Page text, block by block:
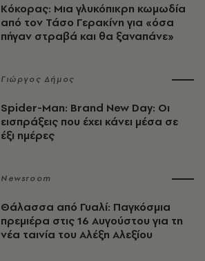
Κόκορας: Μια γλυκόπικρη κωμωδία
από τον Τάσο Γερακίνη για «όσα
πήγαν στραβά και θα ξαναπάνε»
Γιώργος Δήμος
Spider-Man: Brand New Day: Οι
εισπράξεις που έχει κάνει μέσα σε
έξι ημέρες
Newsroom
Θάλασσα από Γυαλί: Παγκόσμια
πρεμιέρα στις 16 Αυγούστου για τη
νέα ταινία του Αλέξη Αλεξίου